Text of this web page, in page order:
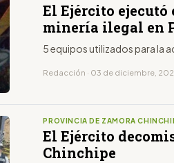
El Ejército
minería ilegal en
5 equipos utilizados para la
Redacción · 03 de diciembre,
PROVINCIA DE ZAMORA
El Ejército
Chinchipe